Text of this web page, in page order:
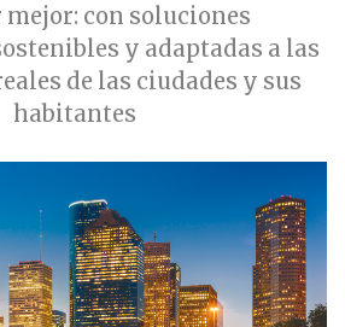
con soluciones
y adaptadas a las
de las ciudades y sus
habitantes